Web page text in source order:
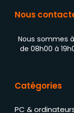
Nous
Nous sommes
de 08h00 à
Catégories
PC &